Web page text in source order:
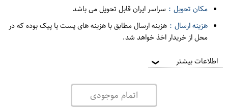
مکان تحویل : سراسر ایران قابل تحویل می باشد
هزینه ارسال : هزینه ارسال مطابق با هزینه های پست یا پیک بوده که در
محل از خریدار اخذ خواهد شد.
اطلاعات بیشتر ❯
اتمام موجودی